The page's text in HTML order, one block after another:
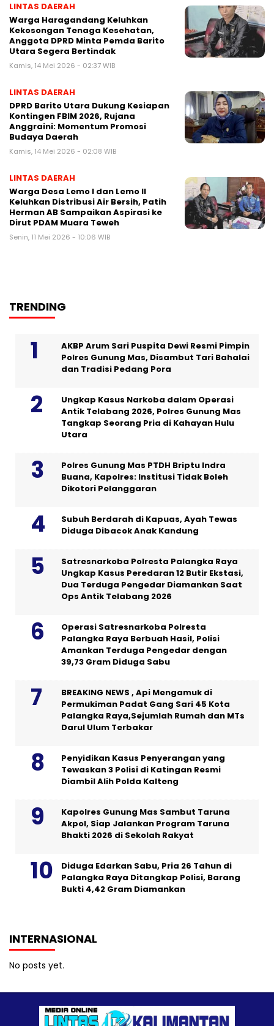
LINTAS DAERAH
Warga Haragandang Keluhkan
Kekosongan Tenaga Kesehatan,
Anggota DPRD Minta Pemda Barito
Utara Segera Bertindak
Kamis, 14 Mei 2026 - 02:37 WIB
LINTAS DAERAH
DPRD Barito Utara Dukung Kesiapan
Kontingen FBIM 2026, Rujana
Anggraini: Momentum Promosi
Budaya Daerah
Kamis, 14 Mei 2026 - 02:08 WIB
LINTAS DAERAH
Warga Desa Lemo I dan Lemo II
Keluhkan Distribusi Air Bersih, Patih
Herman AB Sampaikan Aspirasi ke
Dirut PDAM Muara Teweh
Senin, 11 Mei 2026 - 10:06 WIB
TRENDING
AKBP Arum Sari Puspita Dewi Resmi Pimpin
Polres Gunung Mas, Disambut Tari Bahalai
dan Tradisi Pedang Pora
Ungkap Kasus Narkoba dalam Operasi
Antik Telabang 2026, Polres Gunung Mas
Tangkap Seorang Pria di Kahayan Hulu
Utara
Polres Gunung Mas PTDH Briptu Indra
Buana, Kapolres: Institusi Tidak Boleh
Dikotori Pelanggaran
Subuh Berdarah di Kapuas, Ayah Tewas
Diduga Dibacok Anak Kandung
Satresnarkoba Polresta Palangka Raya
Ungkap Kasus Peredaran 12 Butir Ekstasi,
Dua Terduga Pengedar Diamankan Saat
Ops Antik Telabang 2026
Operasi Satresnarkoba Polresta
Palangka Raya Berbuah Hasil, Polisi
Amankan Terduga Pengedar dengan
39,73 Gram Diduga Sabu
BREAKING NEWS , Api Mengamuk di
Permukiman Padat Gang Sari 45 Kota
Palangka Raya,Sejumlah Rumah dan MTs
Darul Ulum Terbakar
Penyidikan Kasus Penyerangan yang
Tewaskan 3 Polisi di Katingan Resmi
Diambil Alih Polda Kalteng
Kapolres Gunung Mas Sambut Taruna
Akpol, Siap Jalankan Program Taruna
Bhakti 2026 di Sekolah Rakyat
Diduga Edarkan Sabu, Pria 26 Tahun di
Palangka Raya Ditangkap Polisi, Barang
Bukti 4,42 Gram Diamankan
INTERNASIONAL
No posts yet.